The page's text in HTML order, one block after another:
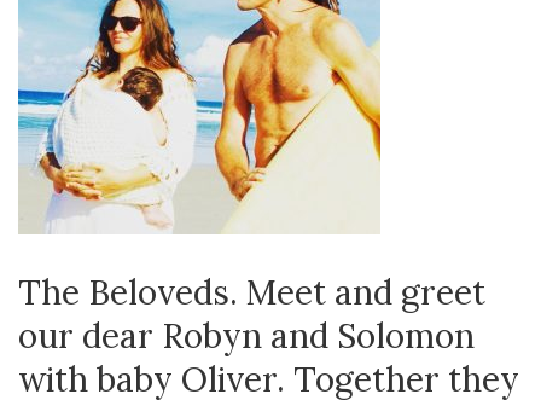
The Beloveds. Meet and greet
our dear Robyn and Solomon
with baby Oliver. Together they